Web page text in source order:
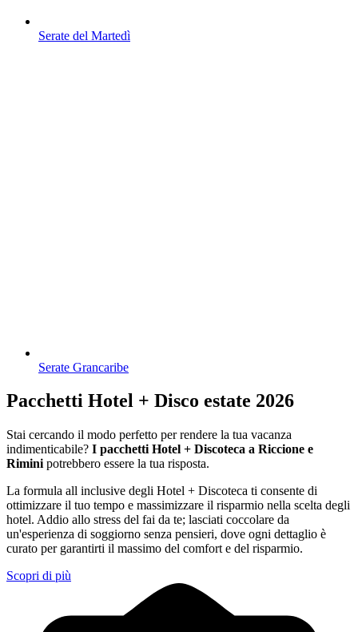
Serate del Martedì
Serate Grancaribe
Pacchetti Hotel + Disco estate 2026
Stai cercando il modo perfetto per rendere la tua vacanza
indimenticabile? I pacchetti Hotel + Discoteca a Riccione e
Rimini potrebbero essere la tua risposta.
La formula all inclusive degli Hotel + Discoteca ti consente di
ottimizzare il tuo tempo e massimizzare il risparmio nella scelta degli
hotel. Addio allo stress del fai da te; lasciati coccolare da
un'esperienza di soggiorno senza pensieri, dove ogni dettaglio è
curato per garantirti il massimo del comfort e del risparmio.
Scopri di più